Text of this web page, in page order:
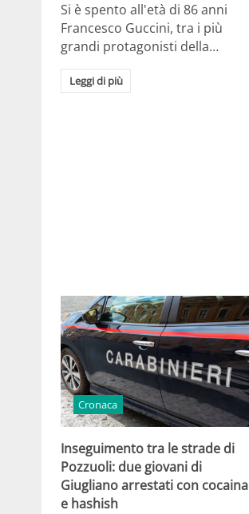
Si è spento all'età di 86 anni
Francesco Guccini, tra i più
grandi protagonisti della…
Leggi di più
Cronaca
Inseguimento tra le strade di
Pozzuoli: due giovani di
Giugliano arrestati con cocaina
e hashish